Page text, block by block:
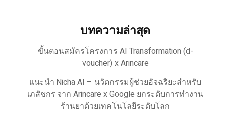
บทความล่าสุด
ขั้นตอนสมัครโครงการ AI Transformation (d-
voucher) x Arincare
แนะนำ Nicha AI – นวัตกรรมผู้ช่วยอัจฉริยะสำหรับ
เภสัชกร จาก Arincare x Google ยกระดับการทำงาน
ร้านยาด้วยเทคโนโลยีระดับโลก